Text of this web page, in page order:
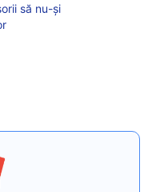
să nu-și